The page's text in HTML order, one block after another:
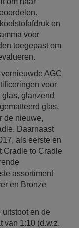
en
voor
toegepast om
AGC
voor
glanzend
glas,
de nieuwe,
Daarnaast
als eerste en
Cradle to Cradle
assortiment
en Bronze
en de
van 1:10 (d.w.z.